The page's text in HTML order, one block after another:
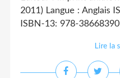
2011) Langue : Anglais
ISBN-13: 978-
Lire la